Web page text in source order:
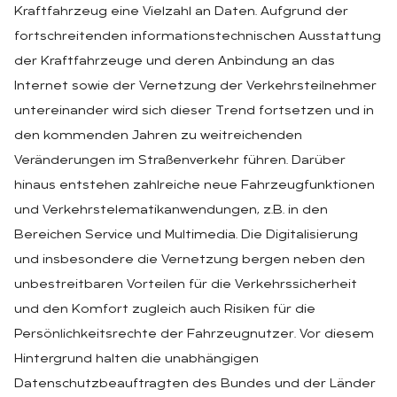
Kraftfahrzeug eine Vielzahl an Daten. Aufgrund der
fortschreitenden informationstechnischen Ausstattung
der Kraftfahrzeuge und deren Anbindung an das
Internet sowie der Vernetzung der Verkehrsteilnehmer
untereinander wird sich dieser Trend fortsetzen und in
den kommenden Jahren zu weitreichenden
Veränderungen im Straßenverkehr führen. Darüber
hinaus entstehen zahlreiche neue Fahrzeugfunktionen
und Verkehrstelematikanwendungen, z.B. in den
Bereichen Service und Multimedia. Die Digitalisierung
und insbesondere die Vernetzung bergen neben den
unbestreitbaren Vorteilen für die Verkehrssicherheit
und den Komfort zugleich auch Risiken für die
Persönlichkeitsrechte der Fahrzeugnutzer. Vor diesem
Hintergrund halten die unabhängigen
Datenschutzbeauftragten des Bundes und der Länder